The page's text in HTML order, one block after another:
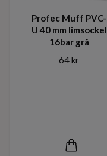
Profec Muff PVC-
U 40 mm limsockel
16bar grå
64 kr